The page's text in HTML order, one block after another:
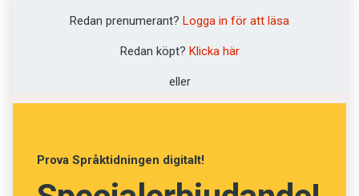
Trögflytande
Redan prenumerant? Logga in för att läsa
Redan köpt? Klicka här
eller
Prova Språktidningen digitalt!